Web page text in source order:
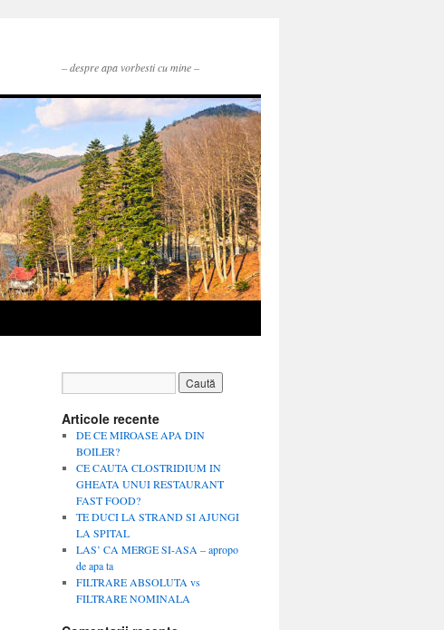
– despre apa vorbesti cu mine –
Articole recente
DE CE MIROASE APA DIN
BOILER?
CE CAUTA CLOSTRIDIUM IN
GHEATA UNUI RESTAURANT
FAST FOOD?
TE DUCI LA STRAND SI AJUNGI
LA SPITAL
LAS’ CA MERGE SI-ASA – apropo
de apa ta
FILTRARE ABSOLUTA vs
FILTRARE NOMINALA